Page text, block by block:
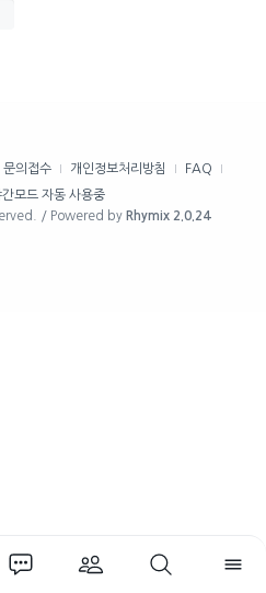
문의접수 개인정보처리방침
FAQ
간모드 자동 사용중
/ Powered by Rhymix 2.0.24